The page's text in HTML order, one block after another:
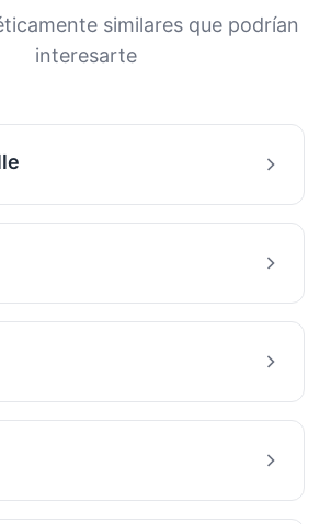
historia migratoria de las familias
similares que podrían
interesarte